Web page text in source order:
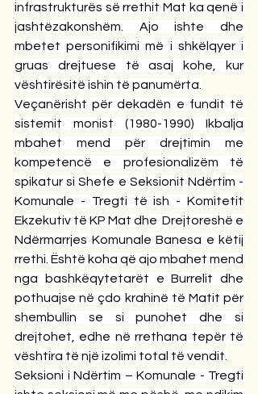
infrastrukturës së rrethit Mat ka qenë i
jashtëzakonshëm. Ajo ishte dhe
mbetet personifikimi më i shkëlqyer i
gruas drejtuese të asaj kohe, kur
vështirësitë ishin të panumërta.
Veçanërisht për dekadën e fundit të
sistemit monist (1980-1990) Ikbalja
mbahet mend për drejtimin me
kompetencë e profesionalizëm të
spikatur si Shefe e Seksionit Ndërtim -
Komunale - Tregti të ish - Komitetit
Ekzekutiv të KP Mat dhe  Drejtoreshë e
Ndërmarrjes Komunale Banesa e këtij
rrethi. Është koha që ajo mbahet mend
nga bashkëqytetarët e Burrelit dhe
pothuajse në çdo krahinë të Matit për
shembullin se si punohet dhe si
drejtohet, edhe në rrethana tepër të
vështira të një izolimi total të vendit.
Seksioni i Ndërtim – Komunale - Tregti